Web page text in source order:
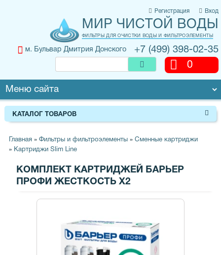
Регистрация Вход
МИР ЧИСТОЙ ВОДЫ
ФИЛЬТРЫ ДЛЯ ОЧИСТКИ ВОДЫ И ФИЛЬТРОЭЛЕМЕНТЫ
+7 (499) 398-02-35
м. Бульвар Дмитрия Донского
0
КАТАЛОГ ТОВАРОВ
Главная » Фильтры и фильтроэлементы » Сменные картриджи
» Картриджи Slim Line
КОМПЛЕКТ КАРТРИДЖЕЙ БАРЬЕР
ПРОФИ ЖЕСТКОСТЬ X2